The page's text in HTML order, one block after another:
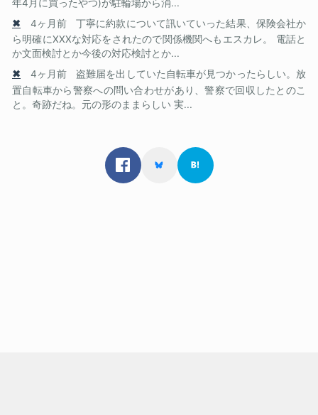
年4月に買ったやつ)が駐輪場から消...
✖
4ヶ月前
丁寧に約款について訊いていった結果、保険会社か
ら明確にXXXな対応をされたので関係機関へもエスカレ。 電話と
か文面検討とか今後の対応検討とか...
✖
4ヶ月前
盗難届を出していた自転車が見つかったらしい。放
置自転車から警察への問い合わせがあり、警察で回収したとのこ
と。奇跡だね。元の形のままらしい 実...